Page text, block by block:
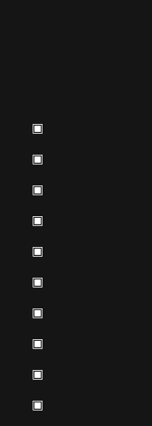
▣
▣
▣
▣
▣
▣
▣
▣
▣
▣